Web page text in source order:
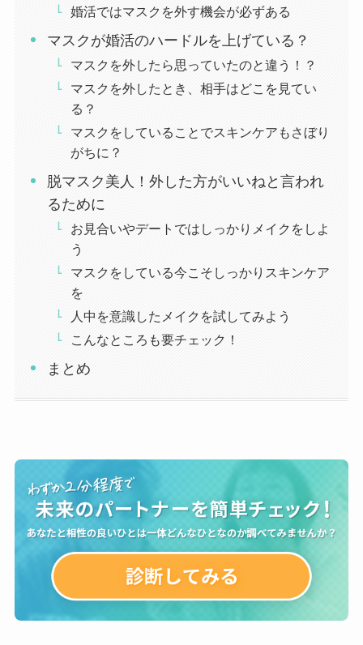
婚活ではマスクを外す機会が必ずある
マスクが婚活のハードルを上げている？
マスクを外したら思っていたのと違う！？
マスクを外したとき、相手はどこを見てい
る？
マスクをしていることでスキンケアもさぼり
がちに？
脱マスク美人！外した方がいいねと言われ
るために
お見合いやデートではしっかりメイクをしよ
う
マスクをしている今こそしっかりスキンケア
を
人中を意識したメイクを試してみよう
こんなところも要チェック！
まとめ